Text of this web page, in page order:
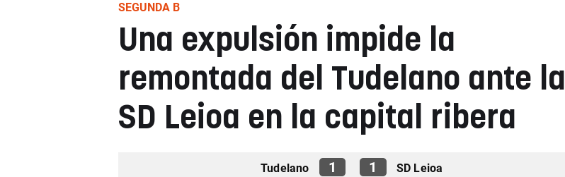
SEGUNDA B
Una expulsión impide la
remontada del Tudelano ante la
SD Leioa en la capital ribera
Tudelano 1 1 SD Leioa